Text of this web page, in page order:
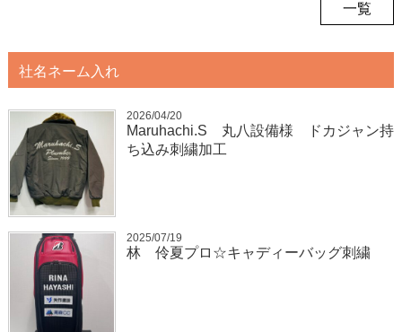
一覧
社名ネーム入れ
2026/04/20
Maruhachi.S 丸八設備様 ドカジャン持
ち込み刺繍加工
2025/07/19
林 伶夏プロ☆キャディーバッグ刺繍